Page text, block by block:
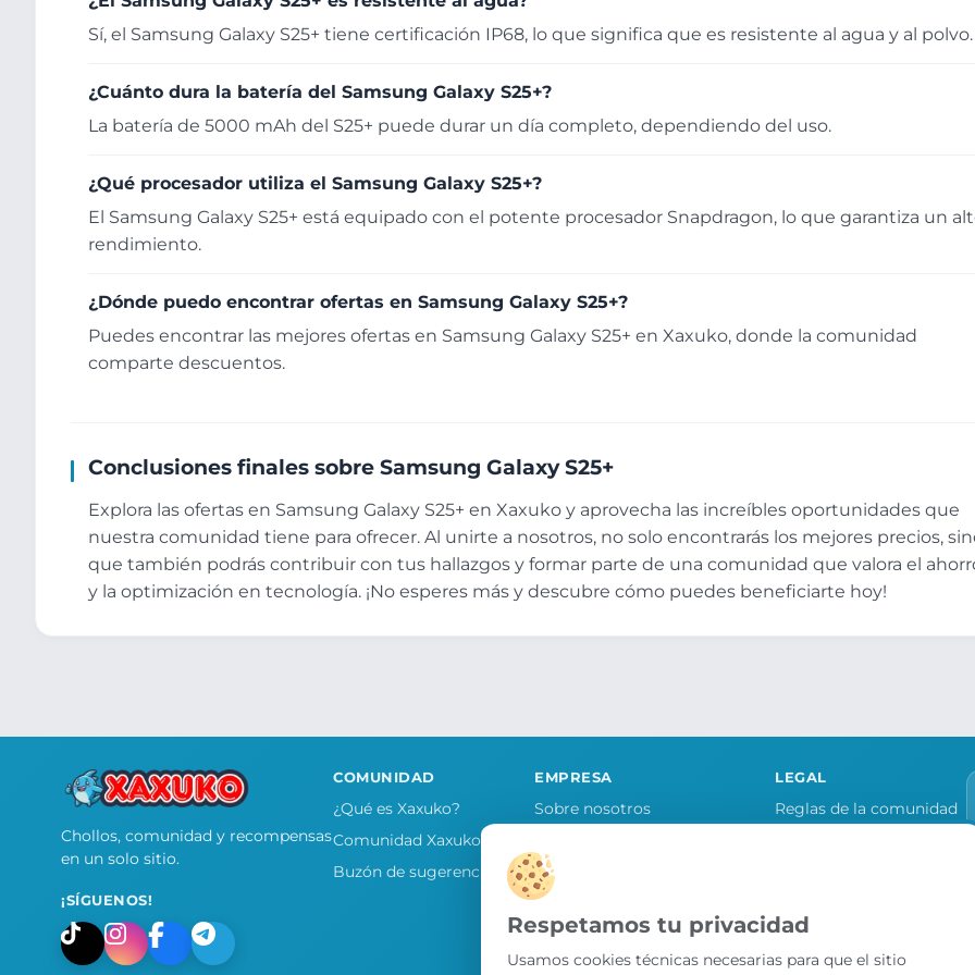
Sí, el Samsung Galaxy S25+ tiene certificación IP68, lo que significa que es resistente al agua y al polvo.
¿Cuánto dura la batería del Samsung Galaxy S25+?
La batería de 5000 mAh del S25+ puede durar un día completo, dependiendo del uso.
¿Qué procesador utiliza el Samsung Galaxy S25+?
El Samsung Galaxy S25+ está equipado con el potente procesador Snapdragon, lo que garantiza un
rendimiento.
¿Dónde puedo encontrar ofertas en Samsung Galaxy S25+?
Puedes encontrar las mejores ofertas en Samsung Galaxy S25+ en Xaxuko, donde la comunidad
comparte descuentos.
Conclusiones finales sobre Samsung Galaxy S25+
Explora las ofertas en Samsung Galaxy S25+ en Xaxuko y aprovecha las increíbles oportunidades que
nuestra comunidad tiene para ofrecer. Al unirte a nosotros, no solo encontrarás los mejores precios,
que también podrás contribuir con tus hallazgos y formar parte de una comunidad que valora el
y la optimización en tecnología. ¡No esperes más y descubre cómo puedes beneficiarte hoy!
Chollos, comunidad y recompensas
en un solo sitio.
¡SÍGUENOS!
COMUNIDAD
¿Qué es Xaxuko?
Comunidad Xaxuko
Buzón de sugerencias
EMPRESA
Sobre nosotros
Contacto
LEGAL
Reglas de la comunidad
Preferencias de cookies
Respetamos tu privacidad
Usamos cookies técnicas necesarias para que el sitio